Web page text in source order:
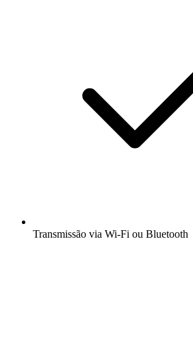
Transmissão via Wi-Fi ou Bluetooth